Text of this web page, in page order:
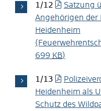
1/12
Satzung
Angehörigen der
Heidenheim
699 KB)
1/13
Heidenheim als
Schutz des